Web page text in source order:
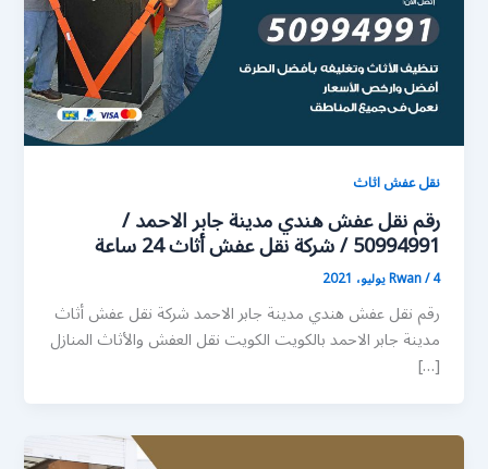
نقل عفش اثاث
رقم نقل عفش هندي مدينة جابر الاحمد /
50994991 / شركة نقل عفش أثاث 24 ساعة
Rwan/4 يوليو، 2021
رقم نقل عفش هندي مدينة جابر الاحمد شركة نقل عفش أثاث
مدينة جابر الاحمد بالكويت الكويت نقل العفش والأثاث المنازل
[…]